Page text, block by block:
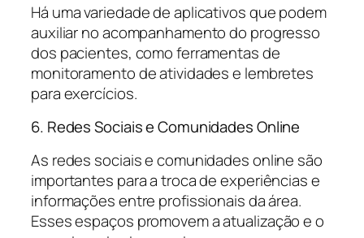
Há uma variedade de aplicativos que podem
auxiliar no acompanhamento do progresso
dos pacientes, como ferramentas de
monitoramento de atividades e lembretes
para exercícios.
6. Redes Sociais e Comunidades Online
As redes sociais e comunidades online são
importantes para a troca de experiências e
informações entre profissionais da área.
Esses espaços promovem a atualização e o